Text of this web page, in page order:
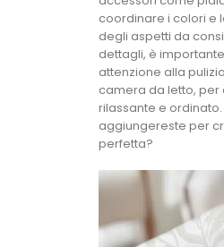
coordinare i colori e
degli aspetti da
dettagli, è
attenzione alla
camera da letto,
rilassante e
aggiungereste per
perfetta?